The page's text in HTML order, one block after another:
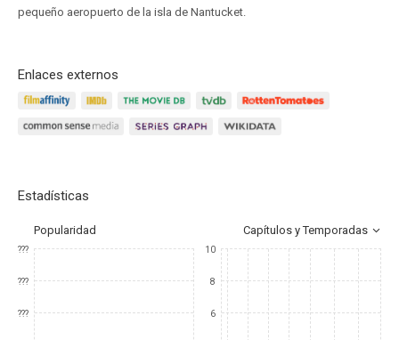
pequeño aeropuerto de la isla de Nantucket.
Enlaces externos
Estadísticas
Popularidad Capítulos y Temporadas
???
???
???
10
8
6